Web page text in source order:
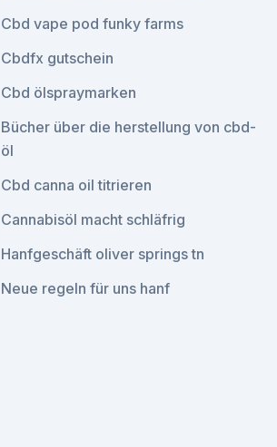
Cbd vape pod funky farms
Cbdfx gutschein
Cbd ölspraymarken
Bücher über die herstellung von cbd-
öl
Cbd canna oil titrieren
Cannabisöl macht schläfrig
Hanfgeschäft oliver springs tn
Neue regeln für uns hanf